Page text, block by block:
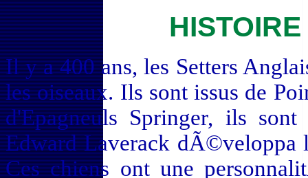
Il y a 400 ans, les Setters
les oiseaux. Ils sont issus de
d'Epagneuls Springer, ils
Edward Laverack dÃ©veloppa
Ces chiens ont une